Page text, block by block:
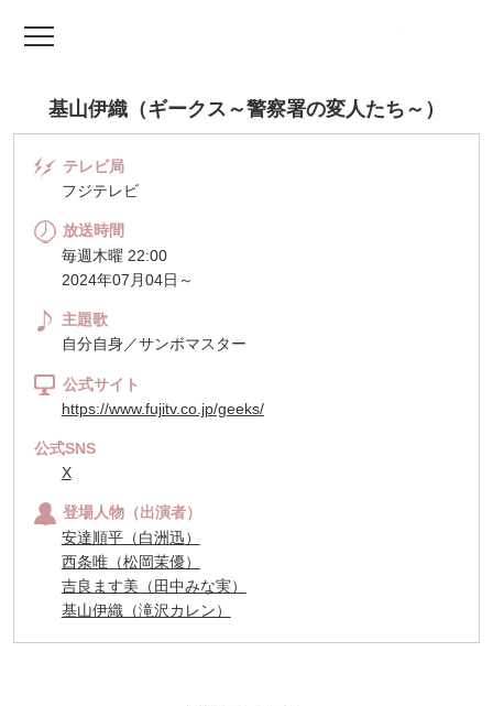
基山伊織（ギークス～警察署の変人たち～）
テレビ局
フジテレビ
放送時間
毎週木曜 22:00
2024年07月04日～
主題歌
自分自身／サンボマスター
公式サイト
https://www.fujitv.co.jp/geeks/
公式SNS
X
登場人物（出演者）
安達順平（白洲迅）
西条唯（松岡茉優）
吉良ます美（田中みな実）
基山伊織（滝沢カレン）